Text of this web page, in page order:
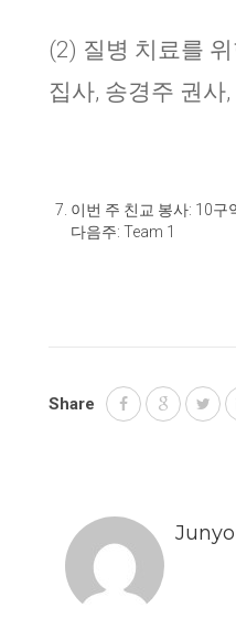
(2) 질병 치료를
집사, 송경주 권사
이번 주 친교 봉사: 10구
다음주: Team 1
Share